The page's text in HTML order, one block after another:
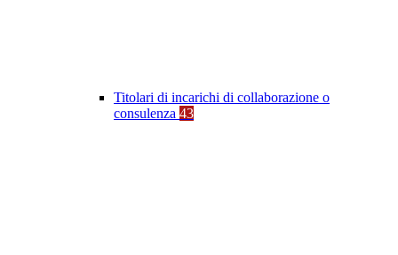
Titolari di incarichi di collaborazione o
consulenza 43